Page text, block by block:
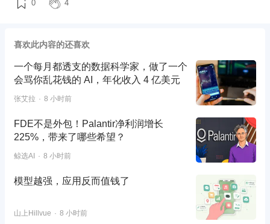
0 4
喜欢此内容的还喜欢
一个每月都透支的数据科学家，做了一个
会骂你乱花钱的 AI，年化收入 4 亿美元
张艾拉 8 小时前
FDE不是外包！Palantir净利润增长
225%，带来了哪些希望？
鲸选AI 8 小时前
模型越强，应用反而值钱了
山上Hillvue 8 小时前